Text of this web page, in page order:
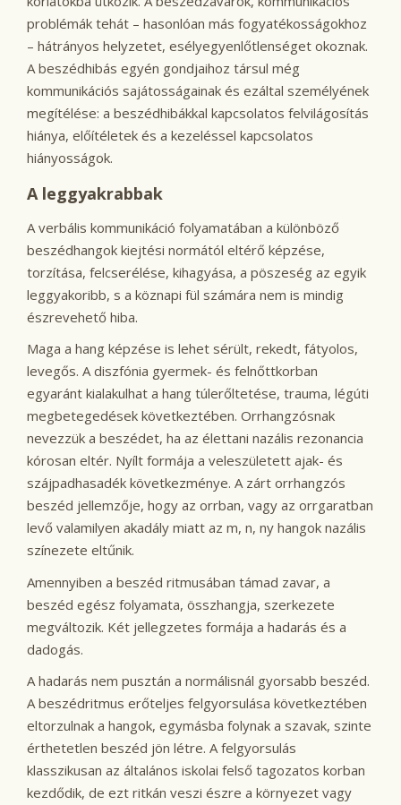
problémák tehát – hasonlóan más fogyatékosságokhoz
– hátrányos helyzetet, esélyegyenlőtlenséget okoznak.
A beszédhibás egyén gondjaihoz társul még
kommunikációs sajátosságainak és ezáltal személyének
megítélése: a beszédhibákkal kapcsolatos felvilágosítás
hiánya, előítéletek és a kezeléssel kapcsolatos
hiányosságok.
A leggyakrabbak
A verbális kommunikáció folyamatában a különböző
beszédhangok kiejtési normától eltérő képzése,
torzítása, felcserélése, kihagyása, a pöszeség az egyik
leggyakoribb, s a köznapi fül számára nem is mindig
észrevehető hiba.
Maga a hang képzése is lehet sérült, rekedt, fátyolos,
levegős. A diszfónia gyermek- és felnőttkorban
egyaránt kialakulhat a hang túlerőltetése, trauma, légúti
megbetegedések következtében. Orrhangzósnak
nevezzük a beszédet, ha az élettani nazális rezonancia
kórosan eltér. Nyílt formája a veleszületett ajak- és
szájpadhasadék következménye. A zárt orrhangzós
beszéd jellemzője, hogy az orrban, vagy az orrgaratban
levő valamilyen akadály miatt az m, n, ny hangok nazális
színezete eltűnik.
Amennyiben a beszéd ritmusában támad zavar, a
beszéd egész folyamata, összhangja, szerkezete
megváltozik. Két jellegzetes formája a hadarás és a
dadogás.
A hadarás nem pusztán a normálisnál gyorsabb beszéd.
A beszédritmus erőteljes felgyorsulása következtében
eltorzulnak a hangok, egymásba folynak a szavak, szinte
érthetetlen beszéd jön létre. A felgyorsulás
klasszikusan az általános iskolai felső tagozatos korban
kezdődik, de ezt ritkán veszi észre a környezet vagy